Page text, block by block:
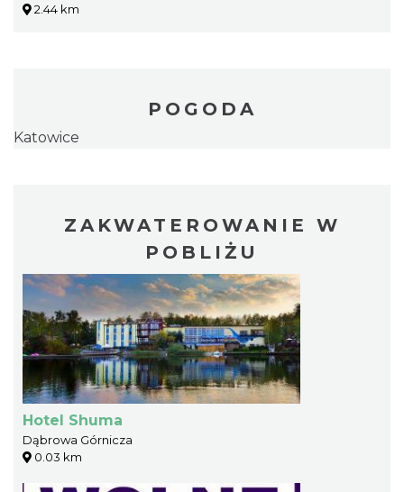
2.44 km
POGODA
Katowice
ZAKWATEROWANIE W
POBLIŻU
Hotel Shuma
Dąbrowa Górnicza
0.03 km